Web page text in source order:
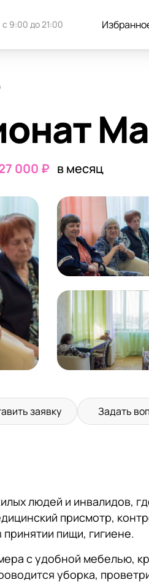
с 9:00 до 21:00
000 ₽ в месяц
заявку Задать
людей и инвалидов,
присмотр,
пищи, гигиене.
с удобной мебелью,
уборка,